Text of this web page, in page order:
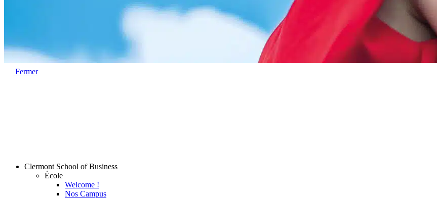
Fermer
Clermont School of Business
École
Welcome !
Nos Campus